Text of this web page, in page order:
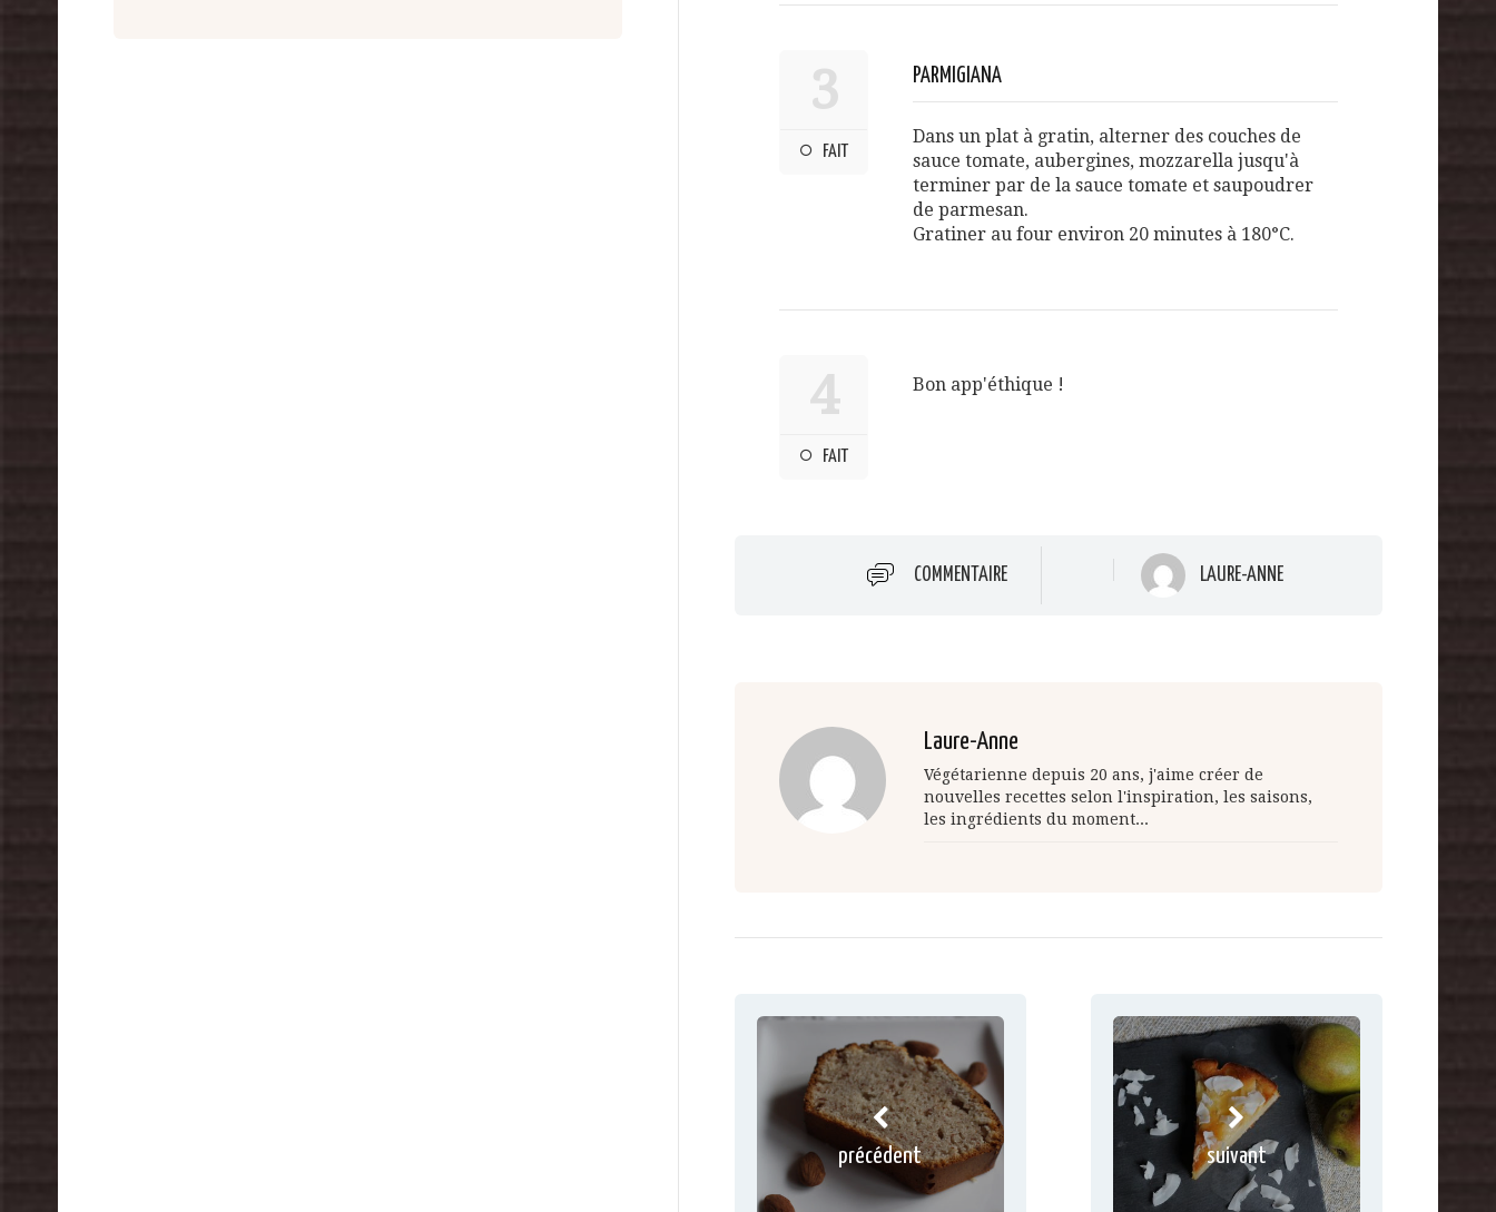
3
FAIT
PARMIGIANA
Dans un plat à gratin, alterner des couches de
sauce tomate, aubergines, mozzarella jusqu'à
terminer par de la sauce tomate et saupoudrer
de parmesan.
Gratiner au four environ 20 minutes à 180°C.
4
FAIT
Bon app'éthique !
COMMENTAIRE LAURE-ANNE
Laure-Anne
Végétarienne depuis 20 ans, j'aime créer de
nouvelles recettes selon l'inspiration, les saisons,
les ingrédients du moment...
précédent suivant